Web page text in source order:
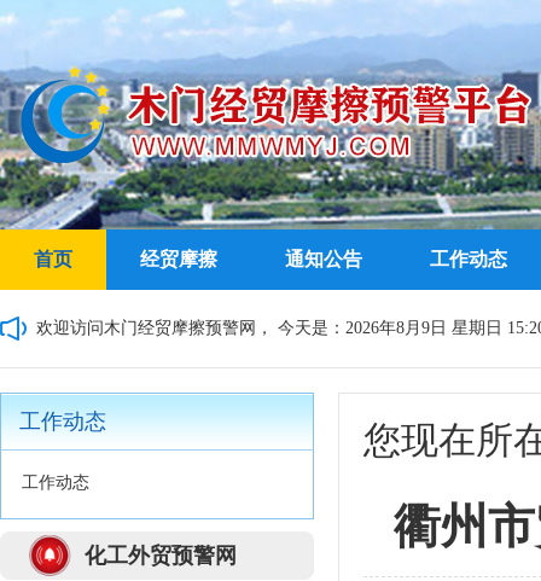
首页 经贸摩擦 通知公告 工作动态
欢迎访问木门经贸摩擦预警网， 今天是：2026年8月9日 星期日
工作动态
工作动态
化工外贸预警网
您现在所
衢州